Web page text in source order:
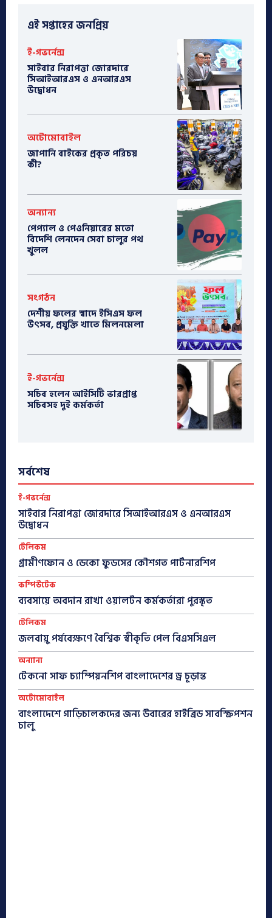
এই সপ্তাহের জনপ্রিয়
ই-গভর্নেন্স
সাইবার নিরাপত্তা জোরদারে
সিআইআরএস ও এনআরএস
উদ্বোধন
অটোমোবাইল
​জাপানি বাইকের প্রকৃত পরিচয়
কী?
অন্যান্য
পেপ্যাল ও পেওনিয়ারের মতো
বিদেশি লেনদেন সেবা চালুর পথ
খুলল
সংগঠন
দেশীয় ফলের স্বাদে ইসিএস ফল
উৎসব, প্রযুক্তি খাতে মিলনমেলা
ই-গভর্নেন্স
সচিব হলেন আইসিটি ভারপ্রাপ্ত
সচিবসহ দুই কর্মকর্তা
সর্বশেষ
ই-গভর্নেন্স
সাইবার নিরাপত্তা জোরদারে সিআইআরএস ও এনআরএস
উদ্বোধন
টেলিকম
গ্রামীণফোন ও ডেকো ফুডসের কৌশগত পার্টনারশিপ
কম্পিউটেক
ব্যবসায়ে অবদান রাখা ওয়ালটন কর্মকর্তারা পুরস্কৃত
টেলিকম
জলবায়ু পর্যবেক্ষণে বৈশ্বিক স্বীকৃতি পেল বিএসসিএল
অন্যান্য
টেকনো সাফ চ্যাম্পিয়নশিপ বাংলাদেশের ড্র চূড়ান্ত
অটোমোবাইল
বাংলাদেশে গাড়িচালকদের জন্য উবারের হাইব্রিড সাবস্ক্রিপশন
চালু